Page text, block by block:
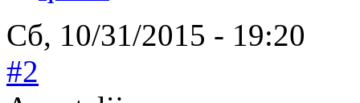
Сб, 10/31/2015 - 19:20
#2